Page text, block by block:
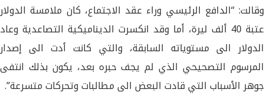
وقالت: “الدافع الرئيسي وراء عقد الاجتماع، كان ملامسة الدولار
عتبة 40 ألف ليرة، أما وقد انكسرت الديناميكية التصاعدية وعاد
الدولار الى مستوياته السابقة، والتي كانت أدت الى إصدار
المرسوم التصحيحي الذي لم يجف حبره بعد، يكون بذلك انتفى
جوهر الأسباب التي قادت البعض الى مطالبات وتحركات متسرعة”.